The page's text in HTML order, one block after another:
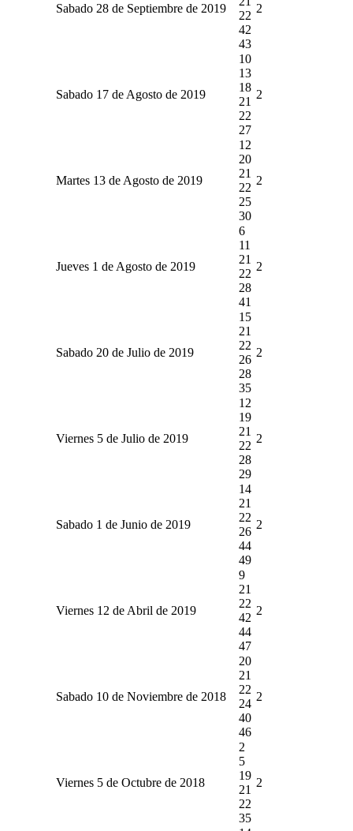
Sabado 28 de Septiembre de 2019
22
42
43
2
Sabado 17 de Agosto de 2019
10
13
18
21
22
27
2
Martes 13 de Agosto de 2019
12
20
21
22
25
30
2
Jueves 1 de Agosto de 2019
6
11
21
22
28
41
2
Sabado 20 de Julio de 2019
15
21
22
26
28
35
2
Viernes 5 de Julio de 2019
12
19
21
22
28
29
2
Sabado 1 de Junio de 2019
14
21
22
26
44
49
2
Viernes 12 de Abril de 2019
9
21
22
42
44
47
2
Sabado 10 de Noviembre de 2018
20
21
22
24
40
46
2
Viernes 5 de Octubre de 2018
2
5
19
21
22
35
2